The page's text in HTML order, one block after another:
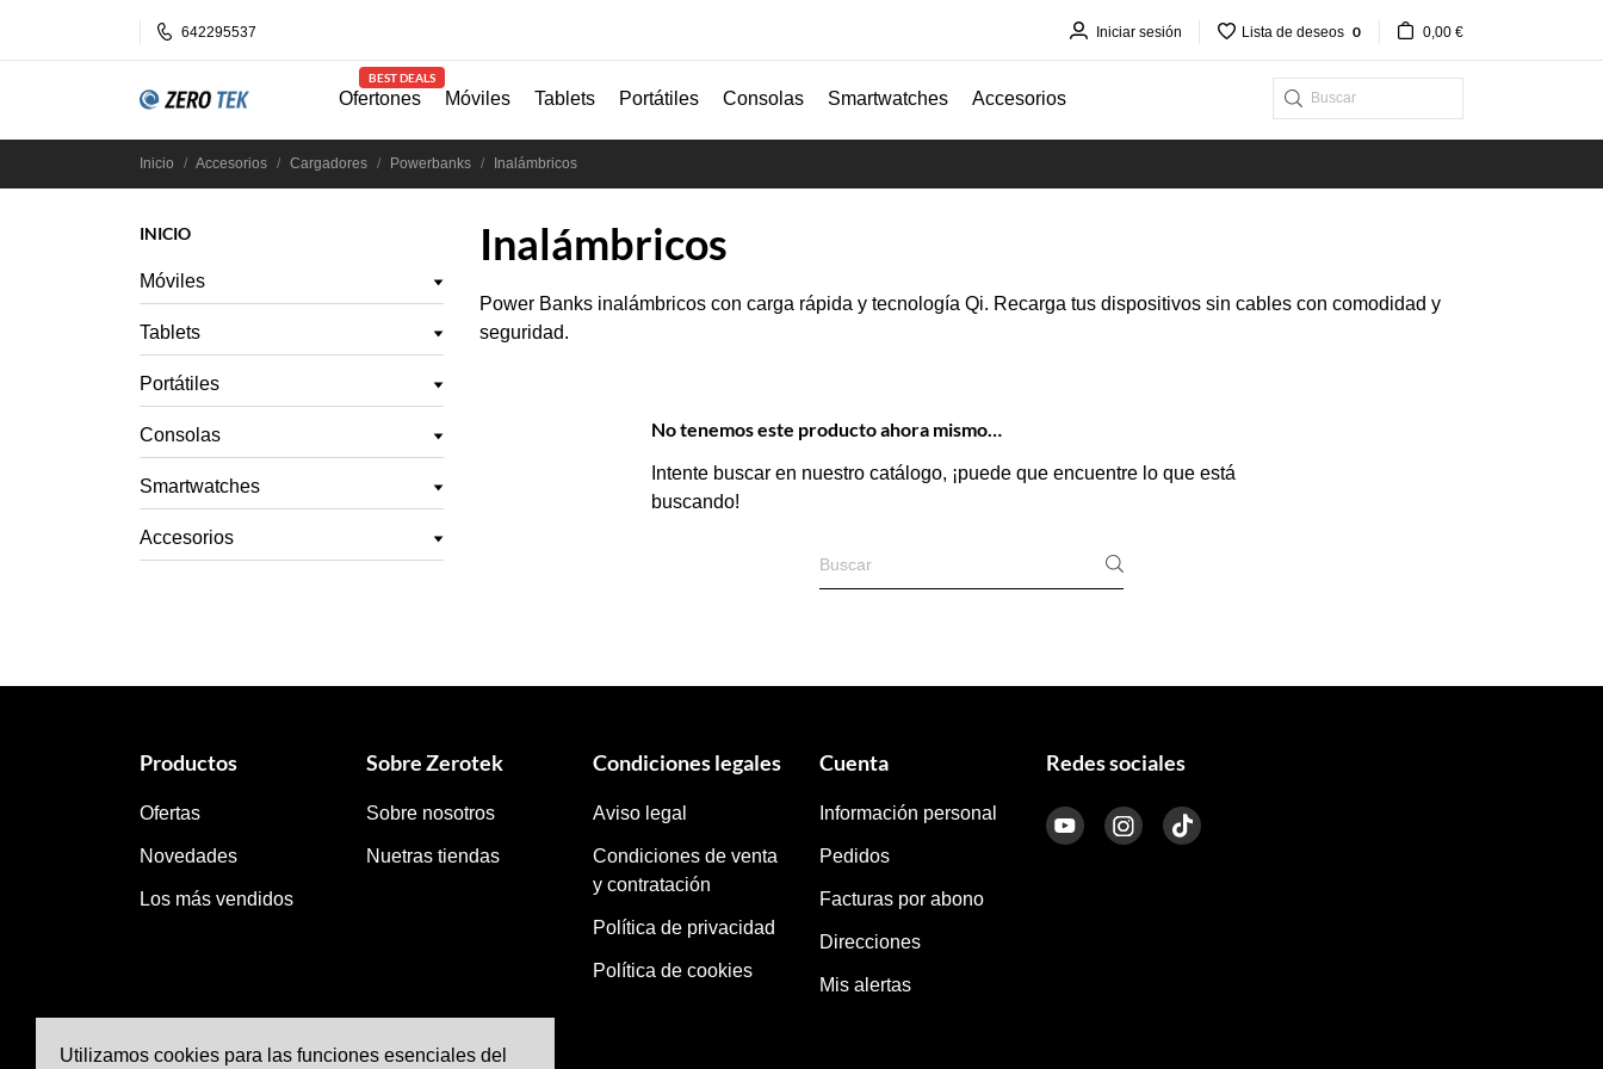
Utilizamos cookies para las funciones esenciales del
642295537 Iniciar sesión Lista de deseos 0 0,00 €
Ofertones
BEST DEALS
Móviles Tablets Portátiles Consolas Smartwatches Accesorios
Inicio Accesorios Cargadores Powerbanks Inalámbricos
INICIO
Móviles
Tablets
Portátiles
Consolas
Smartwatches
Accesorios
Inalámbricos
Power Banks inalámbricos con carga rápida y tecnología Qi. Recarga tus dispositivos sin cables con comodidad y
seguridad.
No tenemos este producto ahora mismo…
Intente buscar en nuestro catálogo, ¡puede que encuentre lo que está
buscando!
Productos
Ofertas
Novedades
Los más vendidos
Sobre Zerotek
Sobre nosotros
Nuetras tiendas
Condiciones legales
Aviso legal
Condiciones de venta
y contratación
Política de privacidad
Política de cookies
Cuenta
Información personal
Pedidos
Facturas por abono
Direcciones
Mis alertas
Redes sociales